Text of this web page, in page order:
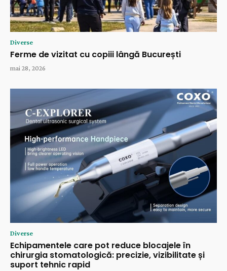
Diverse
Ferme de vizitat cu copiii lângă București
mai 28, 2026
Diverse
Echipamentele care pot reduce blocajele în
chirurgia stomatologică: precizie, vizibilitate și
suport tehnic rapid